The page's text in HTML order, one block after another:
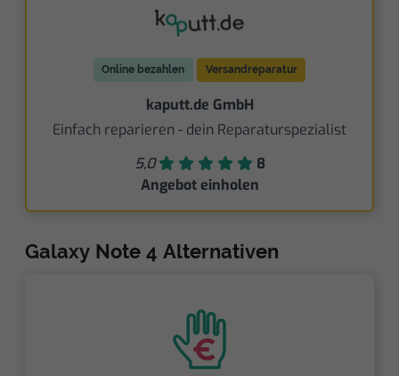
Online bezahlen Versandreparatur
kaputt.de GmbH
Einfach reparieren - dein Reparaturspezialist
5,0
8
Angebot einholen
Galaxy Note 4 Alternativen